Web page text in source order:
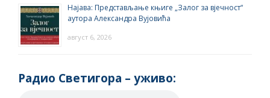
Најава: Представљање књиге „Залог за вјечност“
аутора Александра Вујовића
август 6, 2026
Радио Светигора – yживо: